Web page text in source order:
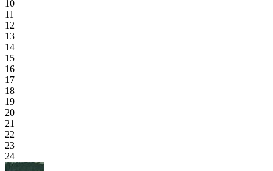
10
11
12
13
14
15
16
17
18
19
20
21
22
23
24